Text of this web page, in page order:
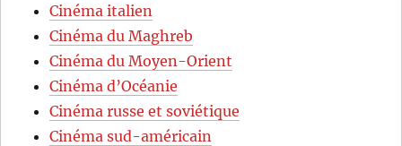
Cinéma italien
Cinéma du Maghreb
Cinéma du Moyen-Orient
Cinéma d’Océanie
Cinéma russe et soviétique
Cinéma sud-américain